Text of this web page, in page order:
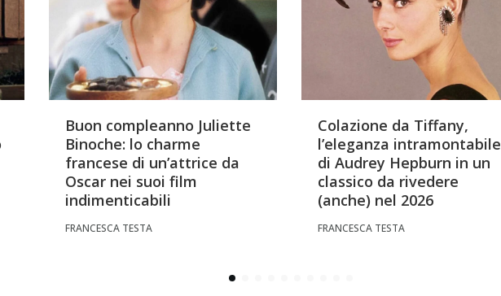
Buon compleanno Juliette
Binoche: lo charme
francese di un’attrice da
Oscar nei suoi film
indimenticabili
FRANCESCA TESTA
Colazione da Tiffany,
l’eleganza intramontabile
di Audrey Hepburn in un
classico da rivedere
(anche) nel 2026
FRANCESCA TESTA